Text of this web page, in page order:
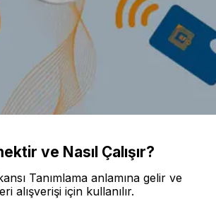
ve Nasıl Çalışır?
Tanımlama anlamına gelir ve
alışverişi için kullanılır.